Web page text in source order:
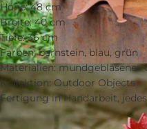
Höhe: 48 cm
Breite: 40 cm
Tiefe: 36 cm
Farben: bernstein, blau, grün
Materialien: mundgeblasenes
Kollektion: Outdoor Objects
Fertigung in Handarbeit,